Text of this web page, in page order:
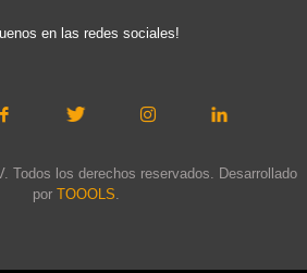
en las redes sociales!
Todos los derechos reservados. Desarrollado
por TOOOLS